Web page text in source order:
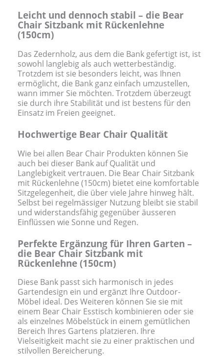
Leicht und dennoch stabil – die Bear
Chair Sitzbank mit Rückenlehne
(150cm)
Das Zedernholz, aus dem die Bank gefertigt ist, ist
sowohl langlebig als auch wetterbeständig.
Trotzdem ist sie besonders leicht, was Ihnen
ermöglicht, die Bank ganz einfach umzustellen,
wann immer Sie möchten. Trotzdem überzeugt
sie durch ihre Stabilität und ist bestens für den
Einsatz im Freien geeignet.
Hochwertige Bear Chair Qualität
Wie bei allen Bear Chair Produkten können Sie
auch bei dieser Bank auf Qualität und
Langlebigkeit vertrauen. Die Bear Chair Sitzbank
mit Rückenlehne (150cm) bietet eine komfortable
Sitzgelegenheit, die über viele Jahre hinweg hält.
Selbst bei regelmässiger Nutzung bleibt sie stabil
und widerstandsfähig gegenüber äusseren
Einflüssen wie Sonne und Regen.
Perfekte Ergänzung für Ihren Garten –
die Bear Chair Sitzbank mit
Rückenlehne (150cm)
Diese Bank passt sich harmonisch in jedes
Gartendesign ein und ergänzt Ihre Outdoor-
Möbel ideal. Des Weiteren können Sie sie mit
einem Bear Chair Esstisch kombinieren oder sie
als einzelnes Möbelstück in einem gemütlichen
Bereich Ihres Gartens platzieren. Ihre
Vielseitigkeit macht sie zu einer praktischen und
stilvollen Bereicherung.